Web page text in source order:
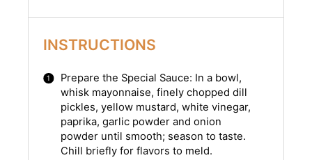
INSTRUCTIONS
Prepare the Special Sauce: In a bowl,
whisk mayonnaise, finely chopped dill
pickles, yellow mustard, white vinegar,
paprika, garlic powder and onion
powder until smooth; season to taste.
Chill briefly for flavors to meld.